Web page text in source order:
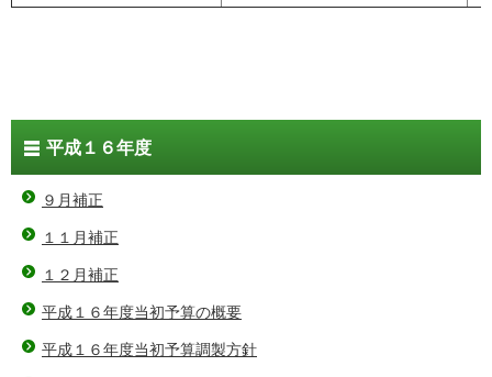
平成１６年度
９月補正
１１月補正
１２月補正
平成１６年度当初予算の概要
平成１６年度当初予算調製方針